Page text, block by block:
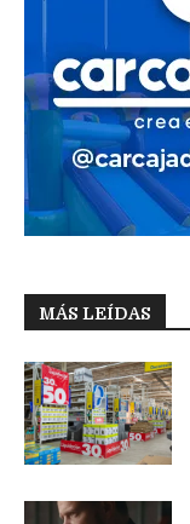
MÁS LEÍDAS